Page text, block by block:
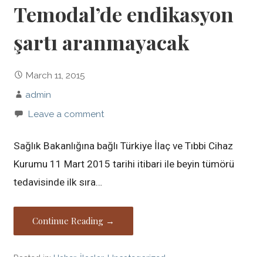
Temodal’de endikasyon
şartı aranmayacak
March 11, 2015
admin
Leave a comment
Sağlık Bakanlığına bağlı Türkiye İlaç ve Tıbbi Cihaz
Kurumu 11 Mart 2015 tarihi itibari ile beyin tümörü
tedavisinde ilk sıra…
Continue Reading →